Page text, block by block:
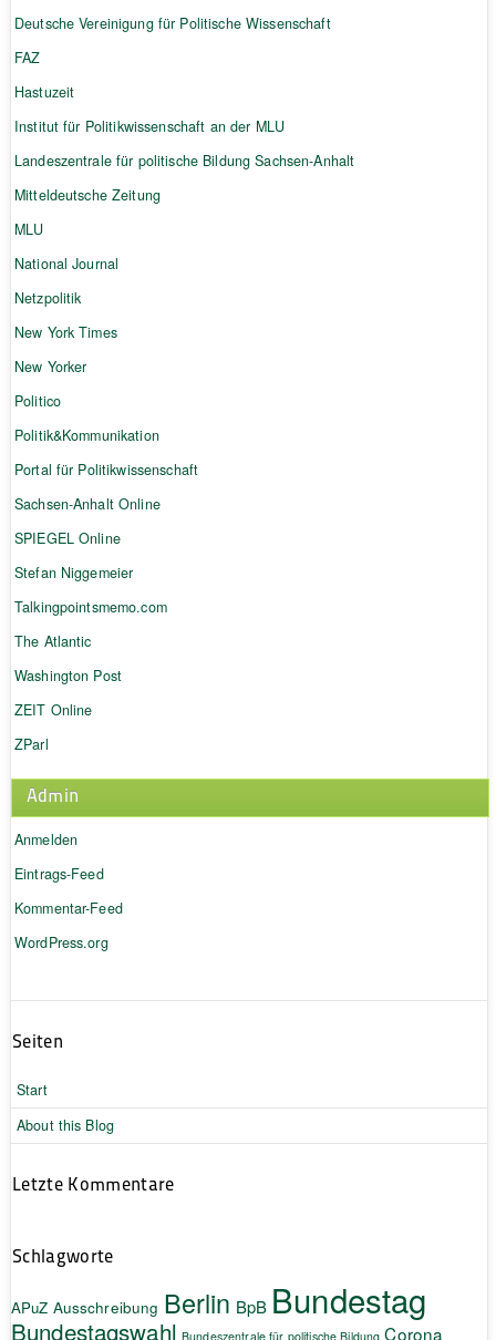
Deutsche Vereinigung für Politische Wissenschaft
FAZ
Hastuzeit
Institut für Politikwissenschaft an der MLU
Landeszentrale für politische Bildung Sachsen-Anhalt
Mitteldeutsche Zeitung
MLU
National Journal
Netzpolitik
New York Times
New Yorker
Politico
Politik&Kommunikation
Portal für Politikwissenschaft
Sachsen-Anhalt Online
SPIEGEL Online
Stefan Niggemeier
Talkingpointsmemo.com
The Atlantic
Washington Post
ZEIT Online
ZParl
Admin
Anmelden
Eintrags-Feed
Kommentar-Feed
WordPress.org
Seiten
Start
About this Blog
Letzte Kommentare
Schlagworte
APuZ Ausschreibung Berlin BpB Bundestag
Bundestagswahl Bundeszentrale für politische Bildung Corona